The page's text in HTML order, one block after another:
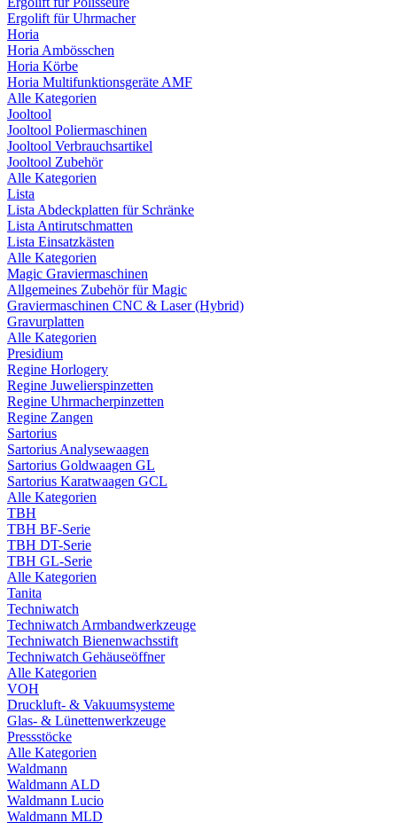
Ergolift für Uhrmacher
Horia
Horia Ambösschen
Horia Körbe
Horia Multifunktionsgeräte AMF
Alle Kategorien
Jooltool
Jooltool Poliermaschinen
Jooltool Verbrauchsartikel
Jooltool Zubehör
Alle Kategorien
Lista
Lista Abdeckplatten für Schränke
Lista Antirutschmatten
Lista Einsatzkästen
Alle Kategorien
Magic Graviermaschinen
Allgemeines Zubehör für Magic
Graviermaschinen CNC & Laser (Hybrid)
Gravurplatten
Alle Kategorien
Presidium
Regine Horlogery
Regine Juwelierspinzetten
Regine Uhrmacherpinzetten
Regine Zangen
Sartorius
Sartorius Analysewaagen
Sartorius Goldwaagen GL
Sartorius Karatwaagen GCL
Alle Kategorien
TBH
TBH BF-Serie
TBH DT-Serie
TBH GL-Serie
Alle Kategorien
Tanita
Techniwatch
Techniwatch Armbandwerkzeuge
Techniwatch Bienenwachsstift
Techniwatch Gehäuseöffner
Alle Kategorien
VOH
Druckluft- & Vakuumsysteme
Glas- & Lünettenwerkzeuge
Pressstöcke
Alle Kategorien
Waldmann
Waldmann ALD
Waldmann Lucio
Waldmann MLD